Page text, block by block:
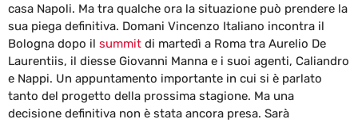
casa Napoli. Ma tra qualche ora la situazione può prendere la
sua piega definitiva. Domani Vincenzo Italiano incontra il
Bologna dopo il summit di martedì a Roma tra Aurelio De
Laurentiis, il diesse Giovanni Manna e i suoi agenti, Caliandro
e Nappi. Un appuntamento importante in cui si è parlato
tanto del progetto della prossima stagione. Ma una
decisione definitiva non è stata ancora presa. Sarà